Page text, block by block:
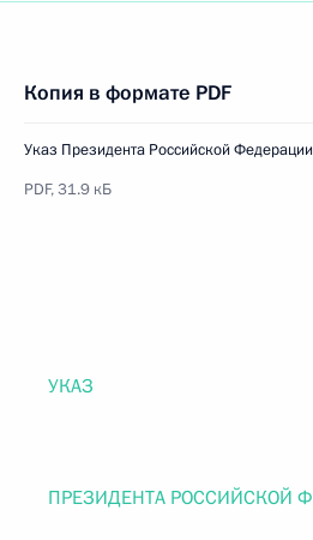
Копия в формате PDF
Указ Президента Российской
PDF, 31.9 кБ
УКАЗ
ПРЕЗИДЕНТА РОССИЙСКОЙ